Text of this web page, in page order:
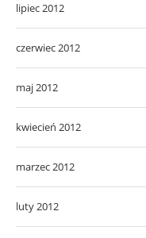
lipiec 2012
czerwiec 2012
maj 2012
kwiecień 2012
marzec 2012
luty 2012